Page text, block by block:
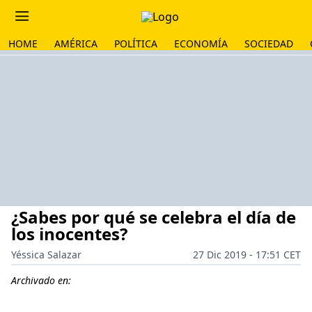
HOME AMÉRICA POLÍTICA ECONOMÍA SOCIEDAD
¿Sabes por qué se celebra el día de
los inocentes?
Yéssica Salazar
27 Dic 2019 - 17:51 CET
Archivado en: